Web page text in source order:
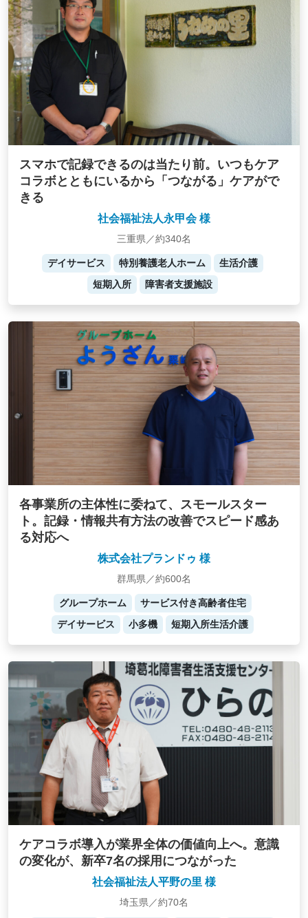
スマホで記録できるのは当たり前。いつもケア
コラボとともにいるから「つながる」ケアがで
きる
社会福祉法人永甲会 様
三重県／約340名
デイサービス 特別養護老人ホーム
生活介護
短期入所
障害者支援施設
各事業所の主体性に委ねて、スモールスター
ト。記録・情報共有方法の改善でスピード感あ
る対応へ
株式会社プランドゥ 様
群馬県／約600名
グループホーム
サービス付き高齢者住宅
デイサービス
小多機 短期入所生活介護
ケアコラボ導入が業界全体の価値向上へ。意識
の変化が、新卒7名の採用につながった
社会福祉法人平野の里 様
埼玉県／約70名